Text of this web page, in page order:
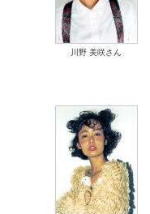
川野 美咲さん